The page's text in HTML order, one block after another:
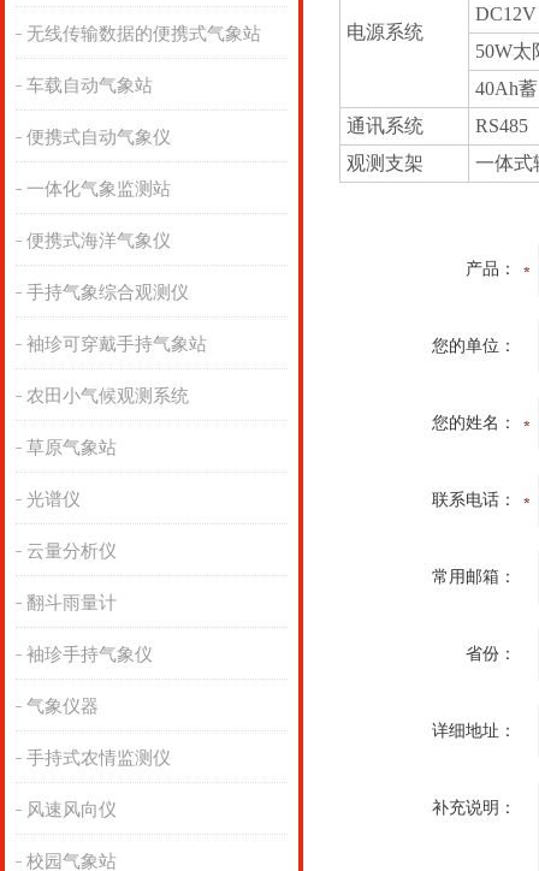
无线传输数据的便携式气象站
车载自动气象站
便携式自动气象仪
一体化气象监测站
便携式海洋气象仪
手持气象综合观测仪
袖珍可穿戴手持气象站
农田小气候观测系统
草原气象站
光谱仪
云量分析仪
翻斗雨量计
袖珍手持气象仪
气象仪器
手持式农情监测仪
风速风向仪
校园气象站
电源系统
DC12V
50W太
40Ah
通讯系统
RS485
观测支架
一体式
产品：
您的单位：
您的姓名：
联系电话：
常用邮箱：
省份：
详细地址：
补充说明：